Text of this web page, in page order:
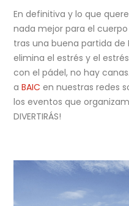
En definitiva y lo que
nada mejor para el
tras una buena partida de
elimina el estrés y el
con el pádel, no hay
aBAIC en nuestras redes
los eventos que
DIVERTIRÁS!